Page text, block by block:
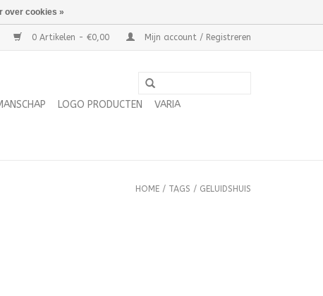
0 Artikelen - €0,00 Mijn account / Registreren
LOGO PRODUCTEN
VARIA
HOME / TAGS / GELUIDSHUIS
over cookies »